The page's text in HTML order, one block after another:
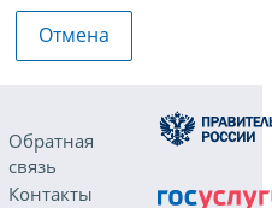
Отмена
Обратная
связь
Контакты